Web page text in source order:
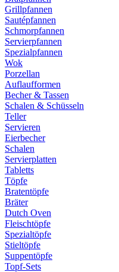
Grillpfannen
Sautépfannen
Schmorpfannen
Servierpfannen
Spezialpfannen
Wok
Porzellan
Auflaufformen
Becher & Tassen
Schalen & Schüsseln
Teller
Servieren
Eierbecher
Schalen
Servierplatten
Tabletts
Töpfe
Bratentöpfe
Bräter
Dutch Oven
Fleischtöpfe
Spezialtöpfe
Stieltöpfe
Suppentöpfe
Topf-Sets